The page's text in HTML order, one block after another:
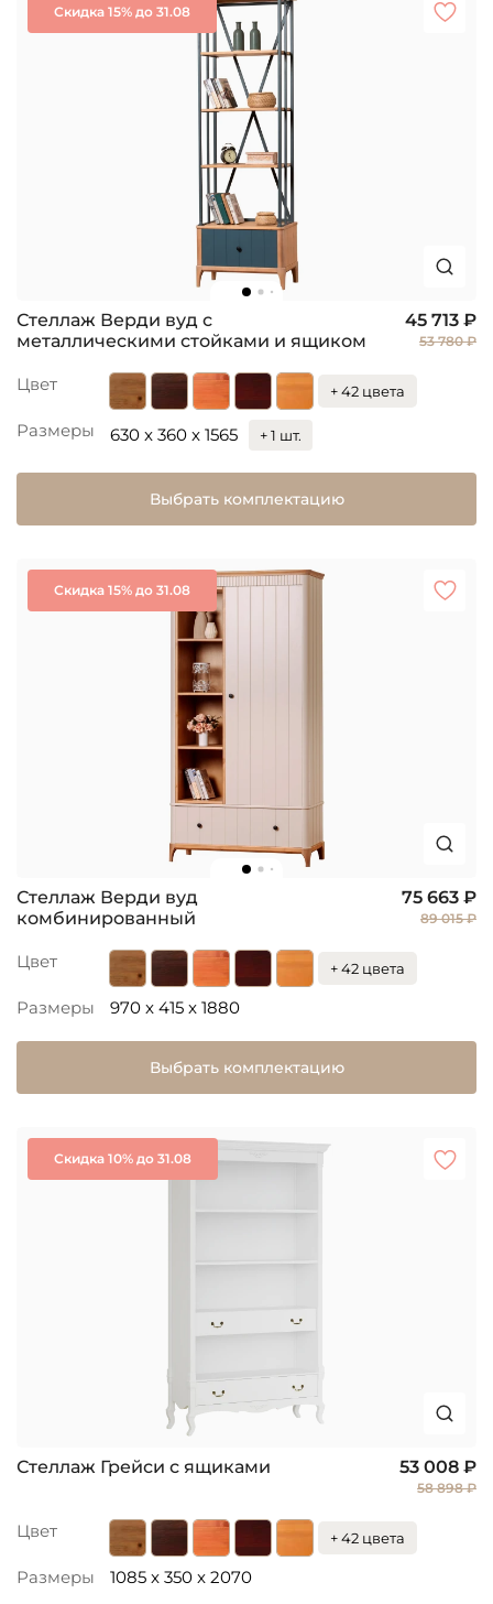
Скидка 15% до 31.08
Стеллаж Верди вуд с
металлическими стойками и ящиком
45 713 ₽
53 780 ₽
Цвет + 42 цвета
Размеры 630 x 360 x 1565 + 1 шт.
Выбрать комплектацию
Скидка 15% до 31.08
Стеллаж Верди вуд
комбинированный
75 663 ₽
89 015 ₽
Цвет + 42 цвета
Размеры 970 x 415 x 1880
Выбрать комплектацию
Скидка 10% до 31.08
Стеллаж Грейси с ящиками 53 008 ₽
58 898 ₽
Цвет + 42 цвета
Размеры 1085 x 350 x 2070